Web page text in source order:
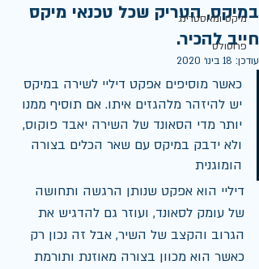
מיקס ומאסטרינג
פרוטולס
במיקס, הטריק שכל טכנאי מיקס
חייב להכיר.
עודכן: 18 בינו׳ 2020
כאשר מוסיפים אפקט דיליי לשירה במיקס
יש להיזהר מלהגזים איתו. אם תוסיף ממנו
יותר מדי הסאונד של השירה יאבד פוקוס,
ולא ידבק במיקס עם שאר הכלים בצורה
הומוגנית
דיליי הוא אפקט שנותן הרגשה ותחושה
של עומק לסאונד, ועוזר גם להדגיש את
הגרוב והקצב של השיר, אבל זה נכון רק
כאשר הוא מכוון בצורה מאוזנת ותורמת